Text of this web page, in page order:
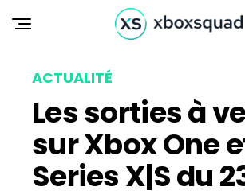
ACTUALITÉ
Les sorties à
sur Xbox One
Series X|S du